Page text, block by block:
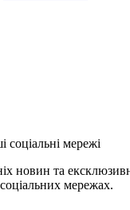
соціальні мережі
новин та
мережах.